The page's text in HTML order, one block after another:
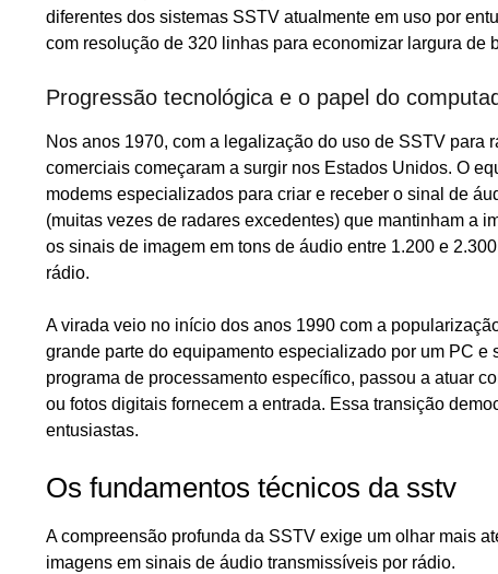
diferentes dos sistemas SSTV atualmente em uso por
com resolução de 320 linhas para economizar largura de
Progressão tecnológica e o papel do
Nos anos 1970, com a legalização do uso de SSTV
comerciais começaram a surgir nos Estados Unidos. O
modems especializados para criar e receber o sinal de
(muitas vezes de radares excedentes) que mantinham a
os sinais de imagem em tons de áudio entre 1.200 e
rádio.
A virada veio no início dos anos 1990 com a
grande parte do equipamento especializado por um PC
programa de processamento específico, passou a atuar
ou fotos digitais fornecem a entrada. Essa transição
entusiastas.
Os fundamentos técnicos da sstv
A compreensão profunda da SSTV exige um olhar mais
imagens em sinais de áudio transmissíveis por rádio.